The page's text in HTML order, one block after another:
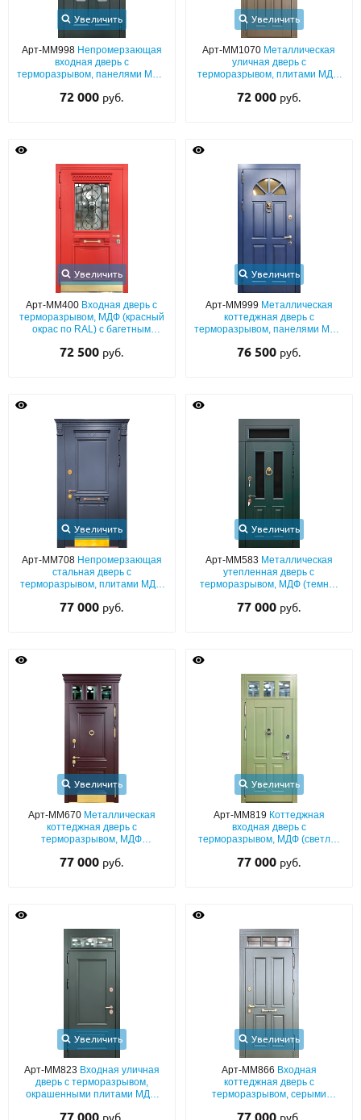
Увеличить
Арт-ММ998 Непромерзающая
входная дверь с
терморазрывом, панелями МДФ
RAL) с фигурным
72 000 руб.
Увеличить
Арт-ММ1070 Металлическая
уличная дверь с
терморазрывом, плитами МДФ
(окрас по RAL) и верхней глухой
72 000 руб.
Увеличить
Арт-ММ400 Входная дверь с
терморазрывом, МДФ (красный
окрас по RAL) с багетным
отбойником
72 500 руб.
Увеличить
Арт-ММ999 Металлическая
коттеджная дверь с
терморазрывом, панелями МДФ
RAL) с полукруглым стеклом и
76 500 руб.
Увеличить
Арт-ММ708 Непромерзающая
стальная дверь с
терморазрывом, плитами МДФ
капителями и отбойником
77 000 руб.
Увеличить
Арт-ММ583 Металлическая
утепленная дверь с
терморазрывом, МДФ (темно-
багетной раскладкой, стеклом,
77 000 руб.
Увеличить
Арт-ММ670 Металлическая
коттеджная дверь с
терморазрывом, МДФ
багетным раскладом,
77 000 руб.
Увеличить
Арт-ММ819 Коттеджная
входная дверь с
терморазрывом, МДФ (светло-
стеклом во фрамуге и кнокером
77 000 руб.
Увеличить
Арт-ММ823 Входная уличная
дверь с терморазрывом,
окрашенными плитами МДФ
77 000
Увеличить
Арт-ММ866 Входная
коттеджная дверь с
терморазрывом, серыми
77 000